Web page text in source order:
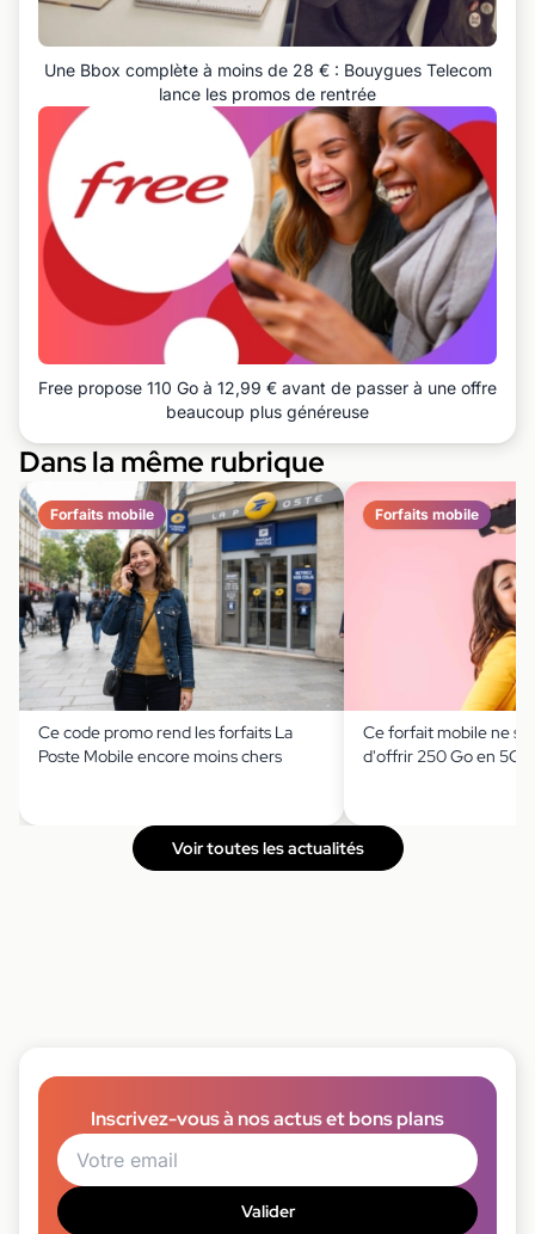
Une Bbox complète à moins de 28 € : Bouygues Telecom
lance les promos de rentrée
Free propose 110 Go à 12,99 € avant de passer à une offre
beaucoup plus généreuse
Dans la même rubrique
Forfaits mobile
Ce code promo rend les forfaits La
Poste Mobile encore moins chers
Forfaits mobile
Ce forfait mobile ne
d'offrir 250 Go en 5G
Voir toutes les actualités
Inscrivez-vous à nos actus et bons plans
Valider